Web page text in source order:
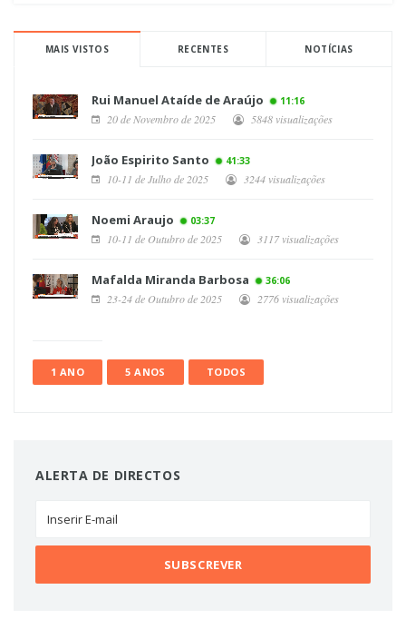
MAIS VISTOS RECENTES NOTÍCIAS
Rui Manuel Ataíde de Araújo 11:16
20 de Novembro de 2025 5848 visualizações
João Espirito Santo 41:33
10-11 de Julho de 2025 3244 visualizações
Noemi Araujo 03:37
10-11 de Outubro de 2025 3117 visualizações
Mafalda Miranda Barbosa 36:06
23-24 de Outubro de 2025 2776 visualizações
1 ANO 5 ANOS TODOS
ALERTA DE DIRECTOS